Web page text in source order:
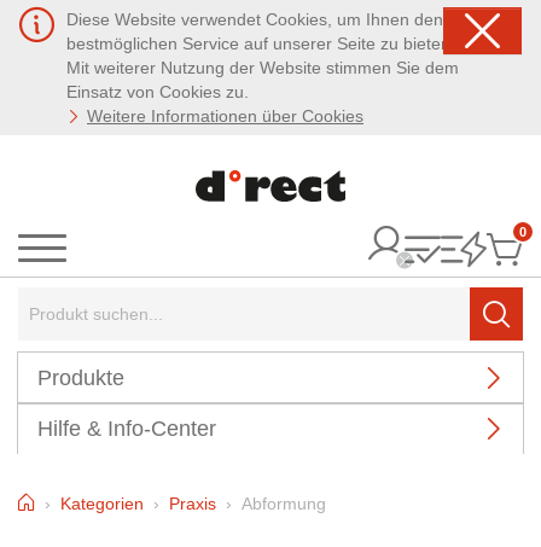
Diese Website verwendet Cookies, um Ihnen den
bestmöglichen Service auf unserer Seite zu bieten.
Mit weiterer Nutzung der Website stimmen Sie dem
Einsatz von Cookies zu.
Weitere Informationen über Cookies
Menü
0
Produkte
Hilfe & Info-Center
HomeKategorien Praxis Abformung